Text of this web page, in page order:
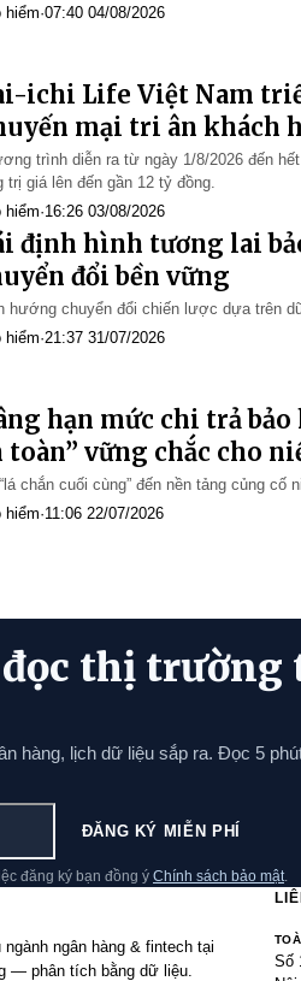
hiểm·07:40 04/08/2026
ichi Life Việt Nam
mại tri ân khách
trình diễn ra từ ngày 1/8/2026 đến
trị giá lên đến gần 12 tỷ đồng.
hiểm·16:26 03/08/2026
định hình tương lai
đổi bền vững
hướng chuyển đổi chiến lược dựa trên
hiểm·21:37 31/07/2026
hạn mức chi trả
toàn” vững chắc cho
chắn cuối cùng” đến nền tảng củng cố
hiểm·11:06 22/07/2026
thị trường
hàng, lịch dữ liệu sắp ra. Đọc 5
ĐĂNG KÝ MIỄN PHÍ
đăng ký bạn đồng ý Chính sách bảo mật
ngân hàng & fintech tại
— phân tích bằng dữ liệu.
Số